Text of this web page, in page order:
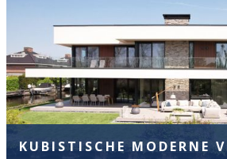
KUBISTISCHE MODERNE